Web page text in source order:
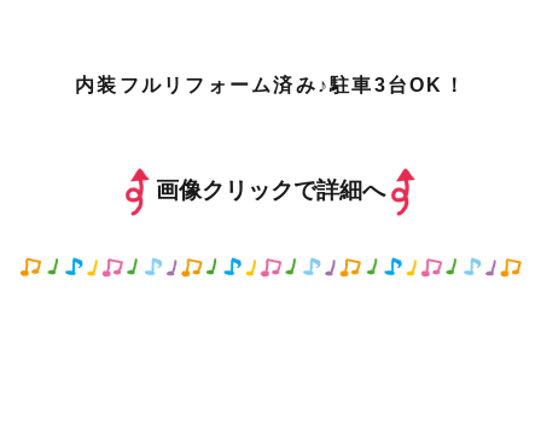
内装フルリフォーム済み♪駐車3台OK！
画像クリックで詳細へ